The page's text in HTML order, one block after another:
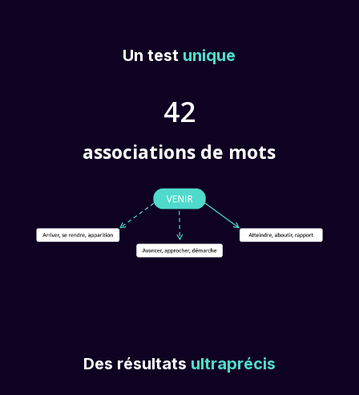
Un test unique
42
associations de mots
Des résultats ultraprécis